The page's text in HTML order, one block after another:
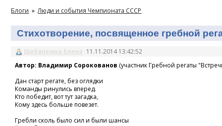
Блоги » Люди и события Чемпионата СССР
Стихотворение, посвященное гребной
Шабалкина Елена 11.11.2014 13:42:52
Автор: Владимир Сорокованов (участник Гребной регаты
Дан старт регате, без оглядки
Команды ринулись вперед.
Кто победит, вот тут загадка,
Кому здесь больше повезет.
Гребли сколь было сил и были шансы